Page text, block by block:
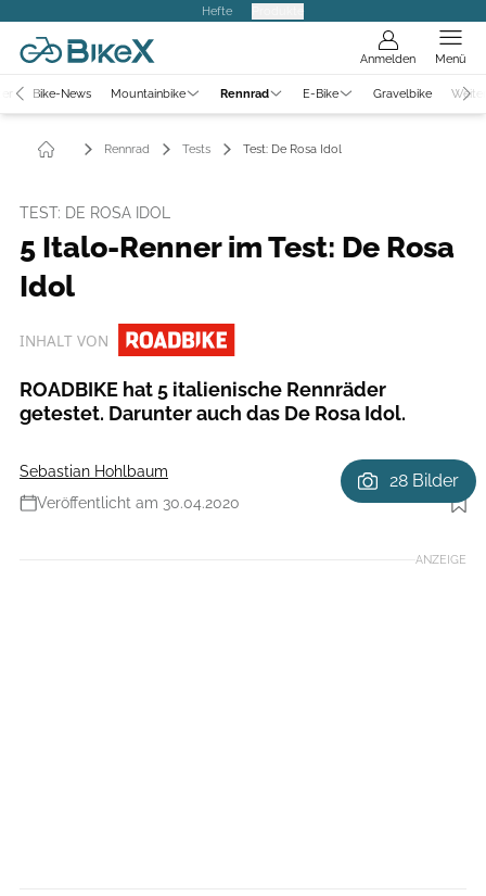
Hefte
Anmelden Menü
Bike-News Mountainbike Rennrad E-Bike Gravelbike
Rennrad Tests Test: De Rosa Idol
TEST: DE ROSA IDOL
5 Italo-Renner im Test: De Rosa
Idol
INHALT VON
ROADBIKE hat 5 italienische Rennräder
getestet. Darunter auch das De Rosa Idol.
Sebastian Hohlbaum
Veröffentlicht am 30.04.2020
Foto: Daniel Geiger
28 Bilder
ANZEIGE